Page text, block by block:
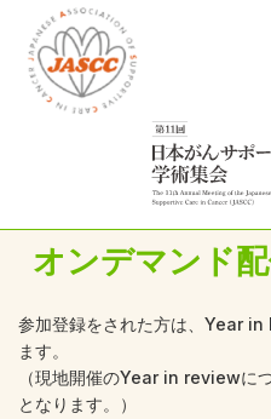
オンデマンド
参加登録をされた方は、Year
ます。
（現地開催のYear in reviewに
となります。）